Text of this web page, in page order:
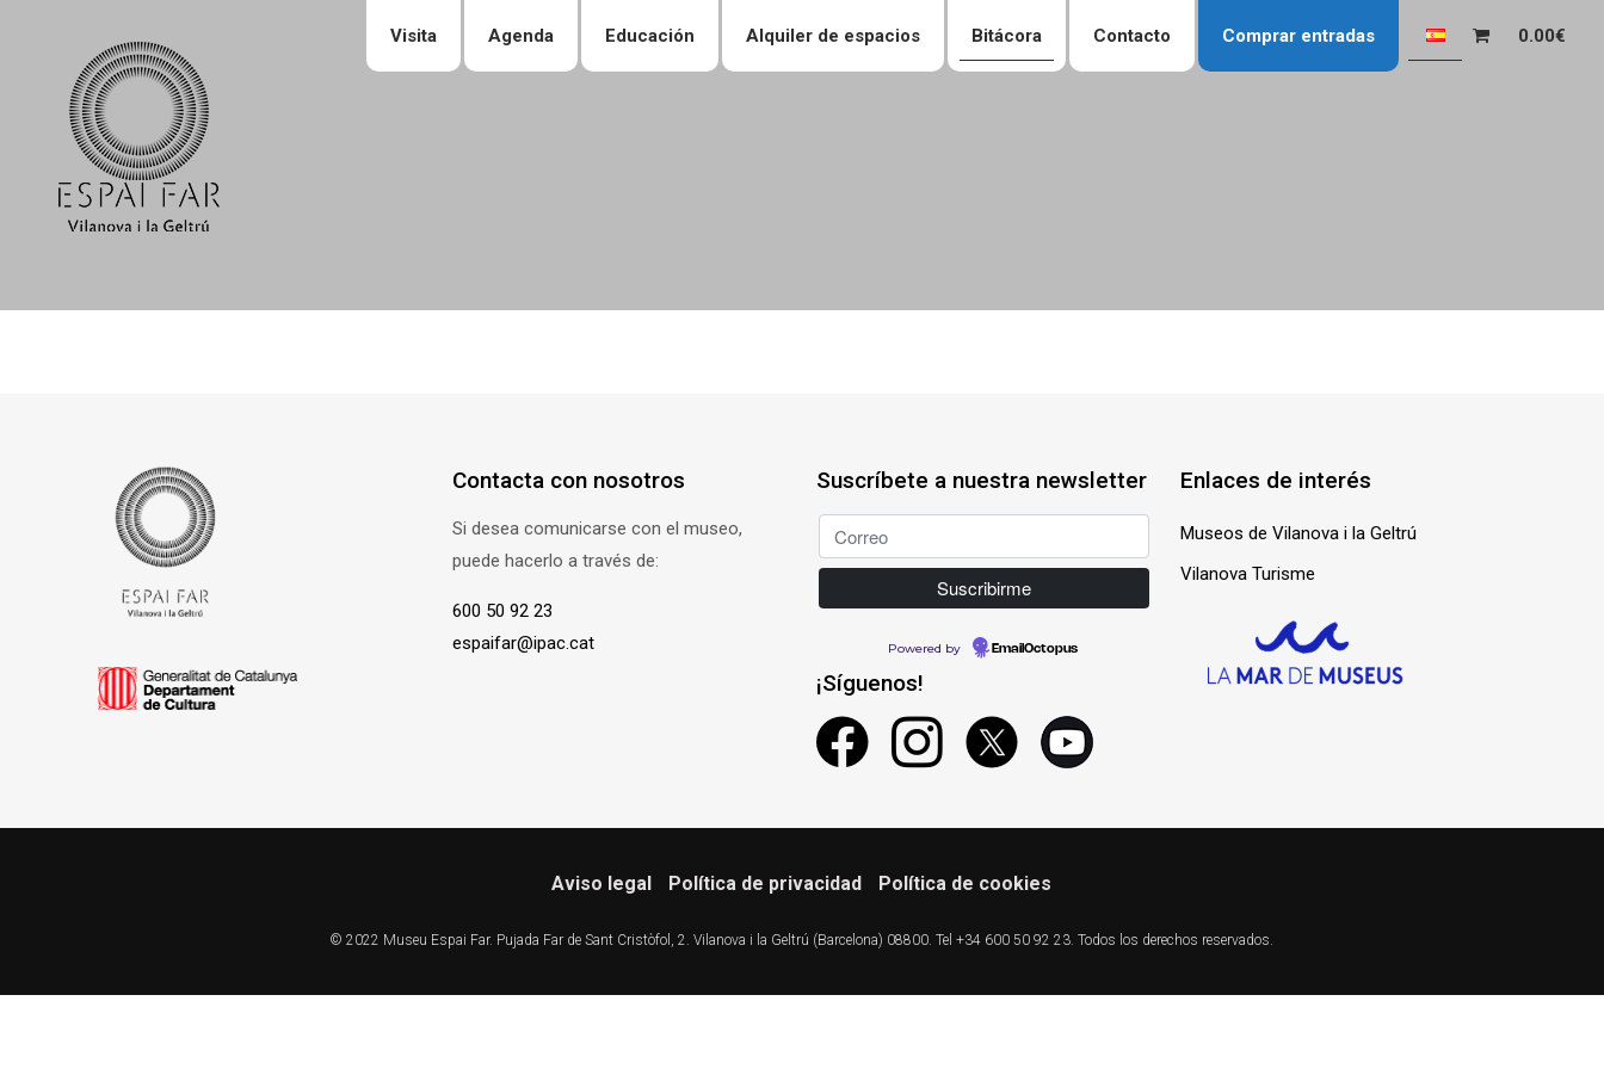
Visita Agenda Educación Alquiler de espacios Bitácora Contacto Comprar entradas 0.00€
Contacta con nosotros
Si desea comunicarse con el museo,
puede hacerlo a través de:
600 50 92 23
espaifar@ipac.cat
Suscríbete a nuestra newsletter
Powered by EmailOctopus
¡Síguenos!
Enlaces de interés
Museos de Vilanova i la Geltrú
Vilanova Turisme
Aviso legal Política de privacidad Política de cookies
© 2022 Museu Espai Far. Pujada Far de Sant Cristòfol, 2. Vilanova i la Geltrú (Barcelona) 08800. Tel +34 600 50 92 23. Todos los derechos reservados.